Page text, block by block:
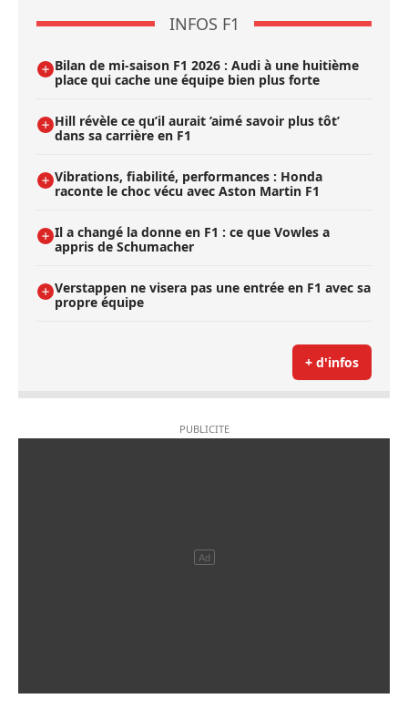
INFOS F1
Bilan de mi-saison F1 2026 : Audi à une huitième
place qui cache une équipe bien plus forte
Hill révèle ce qu’il aurait ’aimé savoir plus tôt’
dans sa carrière en F1
Vibrations, fiabilité, performances : Honda
raconte le choc vécu avec Aston Martin F1
Il a changé la donne en F1 : ce que Vowles a
appris de Schumacher
Verstappen ne visera pas une entrée en F1 avec sa
propre équipe
+ d'infos